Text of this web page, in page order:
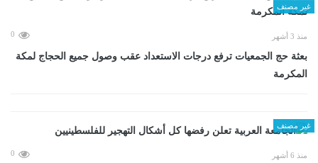
غير مصنف
منذ 3 أشهر 0
بعثة حج الجمعيات ترفع درجات الاستعداد عقب وصول جميع الحجاج لمكة
المكرمة
غير مصنف
منذ 6 أشهر 0